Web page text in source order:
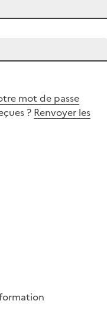
mot de passe
? Renvoyer les